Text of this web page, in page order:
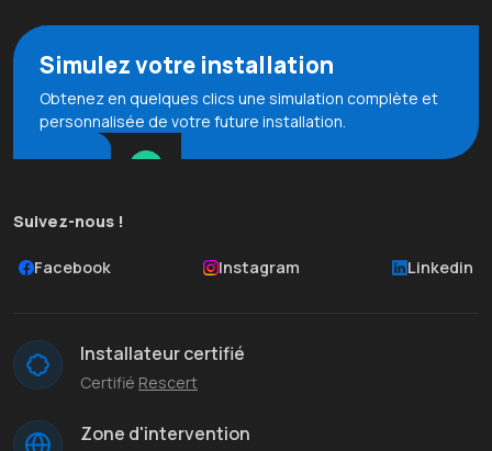
Simulez votre installation
Obtenez en quelques clics une simulation complète et
personnalisée de votre future installation.
Suivez-nous !
Facebook Instagram Linkedin
Installateur certifié
Certifié Rescert
Zone d'intervention